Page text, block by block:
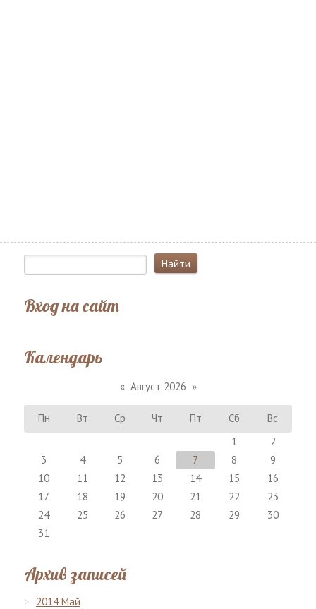
Вход на сайт
Календарь
« Август 2026 »
Пн Вт Ср Чт Пт Сб
Вс
1
2
3
4 5 6 7 8
9
10
11 12 13 14 15
16
17
18 19 20 21 22
23
24
25 26 27 28 29
30
31
Архив записей
2014 Май